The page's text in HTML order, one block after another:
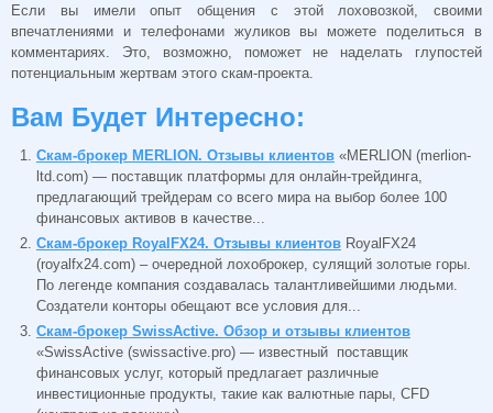
Если вы имели опыт общения с этой лоховозкой, своими
впечатлениями и телефонами жуликов вы можете поделиться в
комментариях. Это, возможно, поможет не наделать глупостей
потенциальным жертвам этого скам-проекта.
Вам Будет Интересно:
Скам-брокер MERLION. Отзывы клиентов «MERLION (merlion-
ltd.com) — поставщик платформы для онлайн-трейдинга,
предлагающий трейдерам со всего мира на выбор более 100
финансовых активов в качестве...
Скам-брокер RoyalFX24. Отзывы клиентов RoyalFX24
(royalfx24.com) – очередной лохоброкер, сулящий золотые горы.
По легенде компания создавалась талантливейшими людьми.
Создатели конторы обещают все условия для...
Скам-брокер SwissActive. Обзор и отзывы клиентов
«SwissActive (swissactive.pro) — известный поставщик
финансовых услуг, который предлагает различные
инвестиционные продукты, такие как валютные пары, CFD